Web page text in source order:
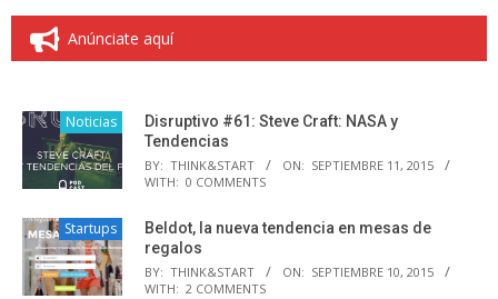
Anúnciate aquí
Noticias
Disruptivo #61: Steve Craft: NASA y
Tendencias
BY: THINK&START ON: SEPTIEMBRE 11, 2015
WITH: 0 COMMENTS
Startups
Beldot, la nueva tendencia en mesas de
regalos
BY: THINK&START ON: SEPTIEMBRE 10, 2015
WITH: 2 COMMENTS